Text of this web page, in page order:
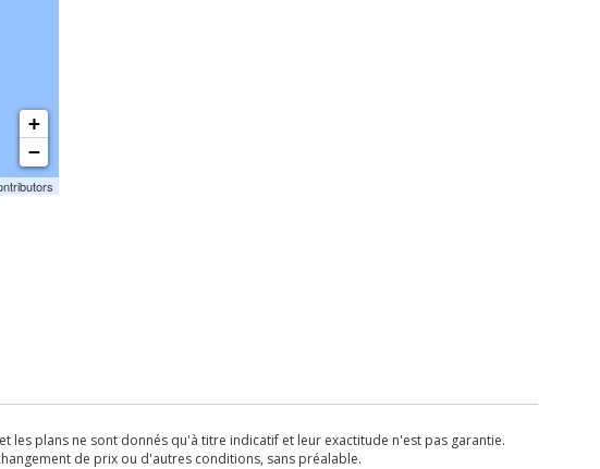
+
−
plans ne sont donnés qu'à titre indicatif et leur exactitude n'est pas garantie.
de prix ou d'autres conditions, sans préalable.